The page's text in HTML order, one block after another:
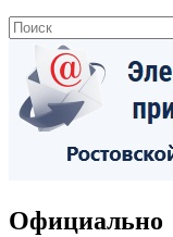
Официально